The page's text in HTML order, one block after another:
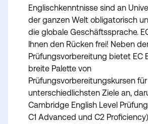
Englischkenntnisse sind an
der ganzen Welt obligatorisch
die globale Geschäftssprache.
Ihnen den Rücken frei! Neben
Prüfungsvorbereitung bietet EC
breite Palette von
Prüfungsvorbereitungskursen
unterschiedlichsten Ziele an,
Cambridge English Level
C1 Advanced und C2